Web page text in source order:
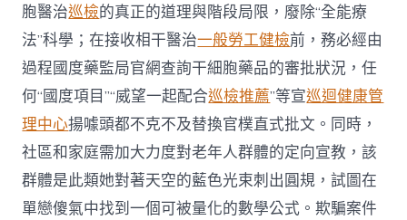
胞醫治巡檢的真正的道理與階段局限，廢除“全能療
法”科學；在接收相干醫治一般勞工健檢前，務必經由
過程國度藥監局官網查詢干細胞藥品的審批狀況，任
何“國度項目”“威望一起配合巡檢推薦”等宣巡迴健康管
理中心揚噱頭都不克不及替換官樸直式批文。同時，
社區和家庭需加大力度對老年人群體的定向宣教，該
群體是此類她對著天空的藍色光束刺出圓規，試圖在
單戀傻氣中找到一個可被量化的數學公式。欺騙案件